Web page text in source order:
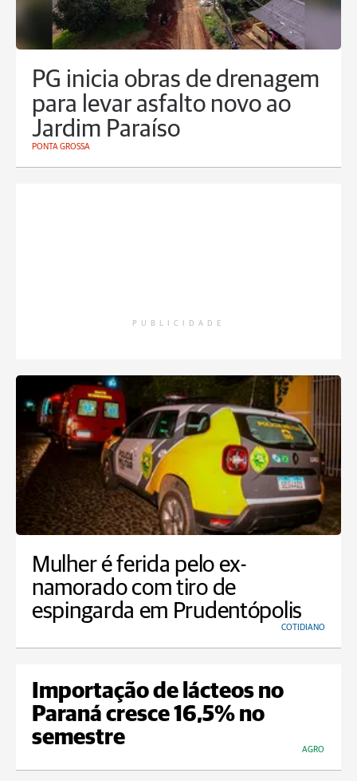
PG inicia obras de drenagem
para levar asfalto novo ao
Jardim Paraíso
PONTA GROSSA
PUBLICIDADE
Mulher é ferida pelo ex-
namorado com tiro de
espingarda em Prudentópolis
COTIDIANO
Importação de lácteos no
Paraná cresce 16,5% no
semestre
AGRO